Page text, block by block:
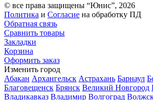
© все права защищены “Юнис”, 2026
Политика и Согласие на обработку ПД
Обратная связь
Сравнить товары
Закладки
Корзина
Оформить заказ
Изменить город
Абакан Архангельск Астрахань Барнаул
Благовещенск Брянск Великий Новгород
Владикавказ Владимир Волгоград